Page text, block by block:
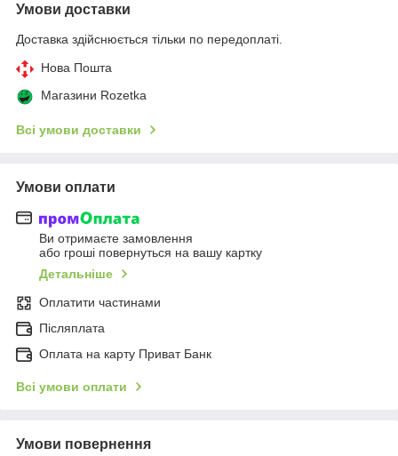
Умови доставки
Доставка здійснюється тільки по передоплаті.
Нова Пошта
Магазини Rozetka
Всі умови доставки
Умови оплати
Ви отримаєте замовлення
або гроші повернуться на вашу картку
Детальніше
Оплатити частинами
Післяплата
Оплата на карту Приват Банк
Всі умови оплати
Умови повернення